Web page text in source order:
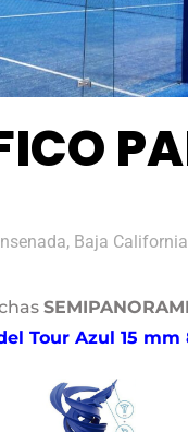
Baja California
Tour Azul 15 mm